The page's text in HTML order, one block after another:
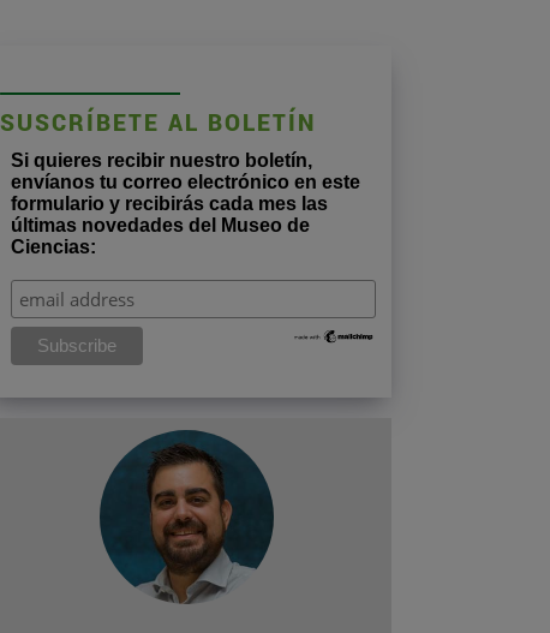
SUSCRÍBETE AL BOLETÍN
Si quieres recibir nuestro boletín,
envíanos tu correo electrónico en este
formulario y recibirás cada mes las
últimas novedades del Museo de
Ciencias: